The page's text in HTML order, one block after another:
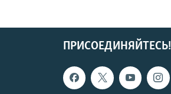
ПРИСОЕДИНЯЙТЕСЬ!